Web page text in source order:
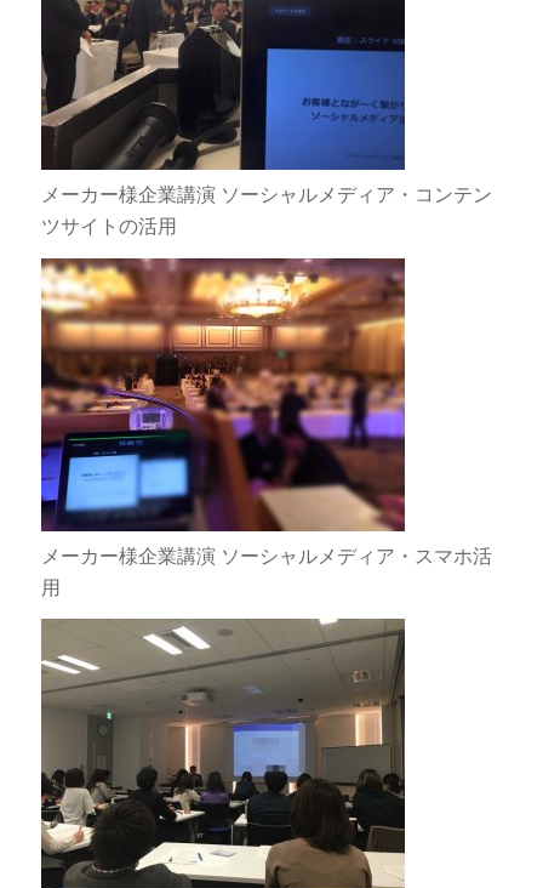
メーカー様企業講演 ソーシャルメディア・コンテン
ツサイトの活用
メーカー様企業講演 ソーシャルメディア・スマホ活
用